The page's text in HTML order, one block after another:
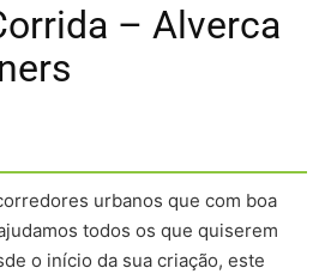
– Alverca
urbanos que com boa
todos os que quiserem
o início da sua criação, este